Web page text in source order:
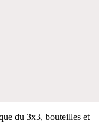
du 3x3, bouteilles et